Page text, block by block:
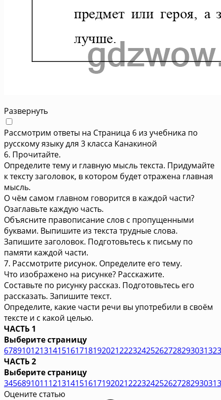
Развернуть
Рассмотрим ответы на Страница 6 из учебника по
русскому языку для 3 класса Канакиной
6. Прочитайте.
Определите тему и главную мысль текста. Придумайте
к тексту заголовок, в котором будет отражена главная
мысль.
О чём самом главном говорится в каждой части?
Озаглавьте каждую часть.
Объясните правописание слов с пропущенными
буквами. Выпишите из текста трудные слова.
Запишите заголовок. Подготовьтесь к письму по
памяти каждой части.
7. Рассмотрите рисунок. Определите его тему.
Что изображено на рисунке? Расскажите.
Составьте по рисунку рассказ. Подготовьтесь его
рассказать. Запишите текст.
Определите, какие части речи вы употребили в своём
тексте и с какой целью.
ЧАСТЬ 1
Выберите страницу
678910121314151617181920212223242526272829303132
ЧАСТЬ 2
Выберите страницу
345689101112131415161719202122232425262728293031
Оцените статью